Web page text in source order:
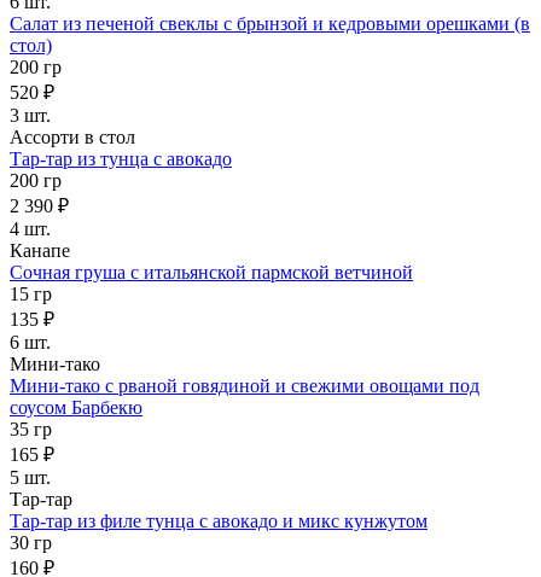
Салат из печеной свеклы с брынзой и кедровыми орешками (в
стол)
200 гр
520 ₽
3 шт.
Ассорти в стол
Тар-тар из тунца с авокадо
200 гр
2 390 ₽
4 шт.
Канапе
Сочная груша с итальянской пармской ветчиной
15 гр
135 ₽
6 шт.
Мини-тако
Мини-тако с рваной говядиной и свежими овощами под
соусом Барбекю
35 гр
165 ₽
5 шт.
Тар-тар
Тар-тар из филе тунца с авокадо и микс кунжутом
30 гр
160 ₽